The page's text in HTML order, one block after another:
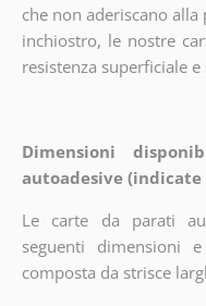
che non aderiscano
inchiostro, le nostre
resistenza superficiale
Dimensioni
autoadesive (indicate
Le carte da parati
seguenti dimensioni
composta da strisce